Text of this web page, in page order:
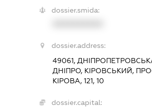
dossier.smida:
dossier.address:
49061,
ДНІПРО, КІРОВСЬКИЙ,
КІРОВА, 121, 10
dossier.capital: